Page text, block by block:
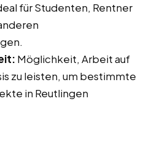
für Studenten, Rentner
Möglichkeit, Arbeit auf
zu leisten, um bestimmte
in Reutlingen